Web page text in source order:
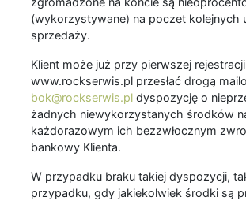
(wykorzystywane) na poczet kolejnych
sprzedaży.
Klient może już przy pierwszej
www.rockserwis.pl przesłać drogą
bok@rockserwis.pl dyspozycję o
żadnych niewykorzystanych środków
każdorazowym ich bezzwłocznym
bankowy Klienta.
W przypadku braku takiej dyspozycji,
przypadku, gdy jakiekolwiek środki są